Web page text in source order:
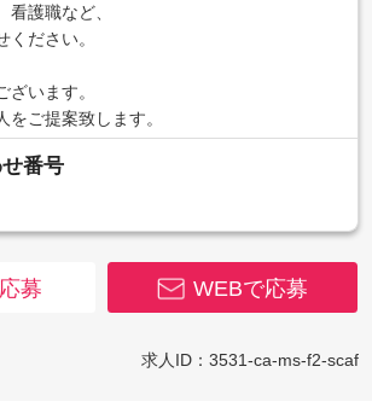
護職など、
ださい。
います。
をご提案致します。
番号
WEBで応募
募
求人ID：3531-ca-ms-f2-scaf